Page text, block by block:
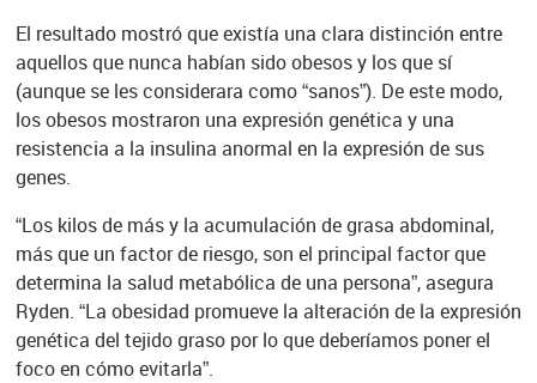
El resultado mostró que existía una clara distinción entre
aquellos que nunca habían sido obesos y los que sí
(aunque se les considerara como “sanos”). De este modo,
los obesos mostraron una expresión genética y una
resistencia a la insulina anormal en la expresión de sus
genes.
“Los kilos de más y la acumulación de grasa abdominal,
más que un factor de riesgo, son el principal factor que
determina la salud metabólica de una persona”, asegura
Ryden. “La obesidad promueve la alteración de la expresión
genética del tejido graso por lo que deberíamos poner el
foco en cómo evitarla”.